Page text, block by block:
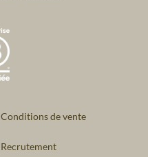
Conditions de vente
Recrutement